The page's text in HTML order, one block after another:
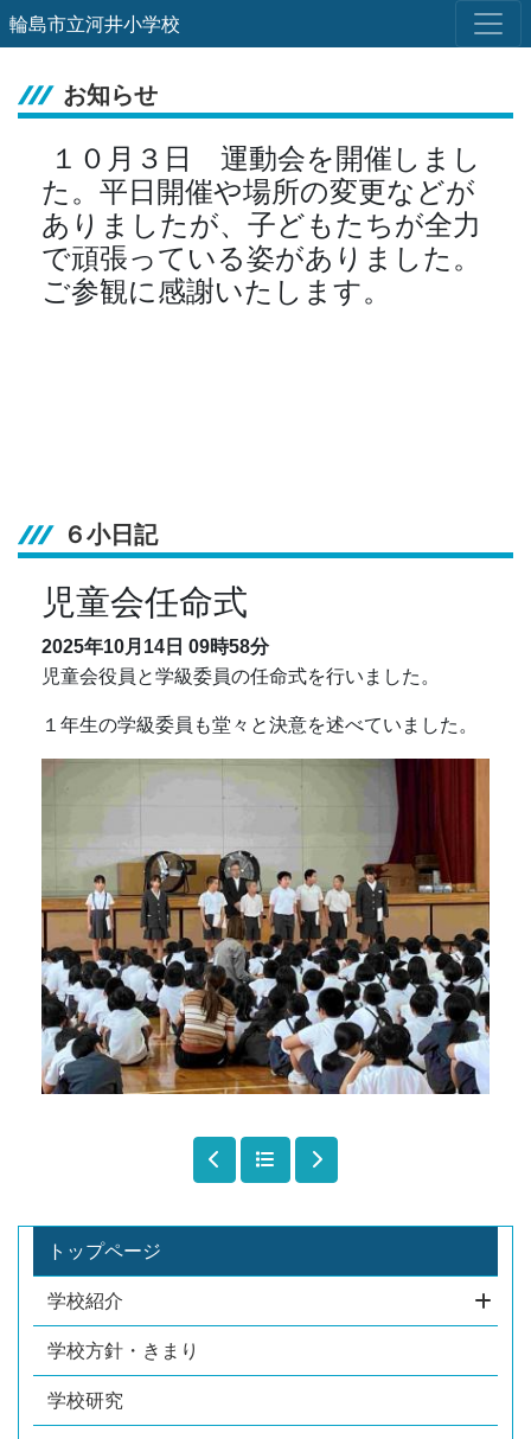
輪島市立河井小学校
トップページ
学校紹介
学校方針・きまり
学校研究
お知らせ
１０月３日 運動会を開催しまし
た。平日開催や場所の変更などが
ありましたが、子どもたちが全力
で頑張っている姿がありました。
ご参観に感謝いたします。
６小日記
児童会任命式
2025年10月14日 09時58分
児童会役員と学級委員の任命式を行いました。
１年生の学級委員も堂々と決意を述べていました。